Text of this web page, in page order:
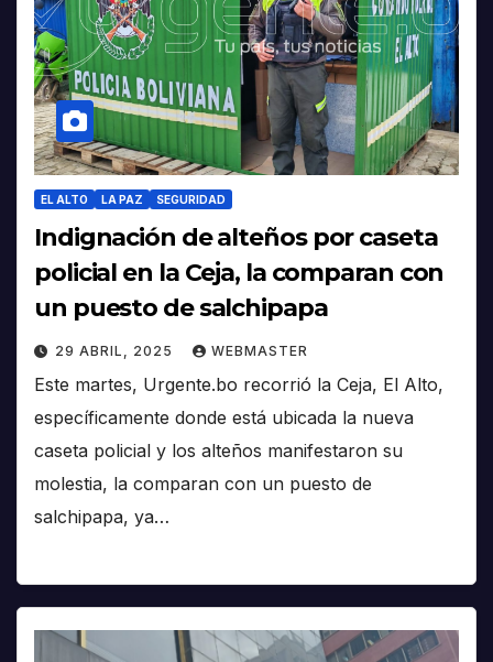
EL ALTO LA PAZ SEGURIDAD
Indignación de alteños por caseta
policial en la Ceja, la comparan con
un puesto de salchipapa
29 ABRIL, 2025 WEBMASTER
Este martes, Urgente.bo recorrió la Ceja, El Alto,
específicamente donde está ubicada la nueva
caseta policial y los alteños manifestaron su
molestia, la comparan con un puesto de
salchipapa, ya…